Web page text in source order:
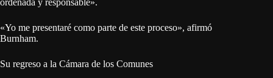
ordenada y responsable».
«Yo me presentaré como parte de este proceso», afirmó
Burnham.
Su regreso a la Cámara de los Comunes